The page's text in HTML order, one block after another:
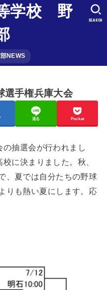
学校 野
NEWS
SEARCH
選手権兵庫大会
送る Pocket
抽選会が行われまし
に決まりました。秋、
、夏では自分たちの野球
りも熱い夏にします。応